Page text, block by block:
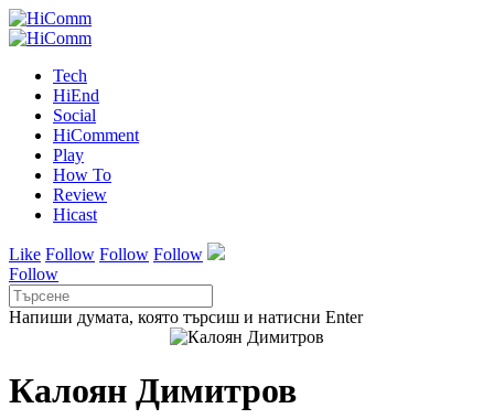
Tech
HiEnd
Social
HiComment
Play
How To
Review
Hicast
Like Follow Follow Follow
Follow
Напиши думата, която търсиш и натисни Enter
Калоян Димитров